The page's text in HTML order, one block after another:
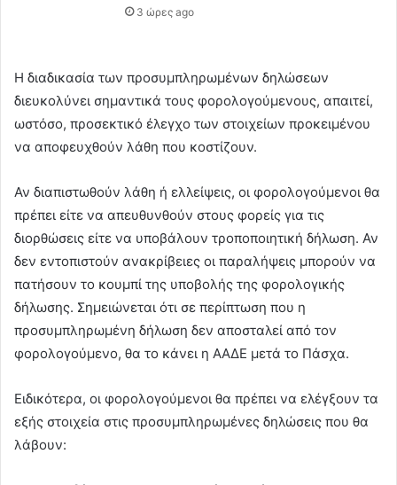
3 ώρες ago
Η διαδικασία των προσυμπληρωμένων δηλώσεων
διευκολύνει σημαντικά τους φορολογούμενους, απαιτεί,
ωστόσο, προσεκτικό έλεγχο των στοιχείων προκειμένου
να αποφευχθούν λάθη που κοστίζουν.
Αν διαπιστωθούν λάθη ή ελλείψεις, οι φορολογούμενοι θα
πρέπει είτε να απευθυνθούν στους φορείς για τις
διορθώσεις είτε να υποβάλουν τροποποιητική δήλωση. Αν
δεν εντοπιστούν ανακρίβειες οι παραλήψεις μπορούν να
πατήσουν το κουμπί της υποβολής της φορολογικής
δήλωσης. Σημειώνεται ότι σε περίπτωση που η
προσυμπληρωμένη δήλωση δεν αποσταλεί από τον
φορολογούμενο, θα το κάνει η ΑΑΔΕ μετά το Πάσχα.
Ειδικότερα, οι φορολογούμενοι θα πρέπει να ελέγξουν τα
εξής στοιχεία στις προσυμπληρωμένες δηλώσεις που θα
λάβουν: